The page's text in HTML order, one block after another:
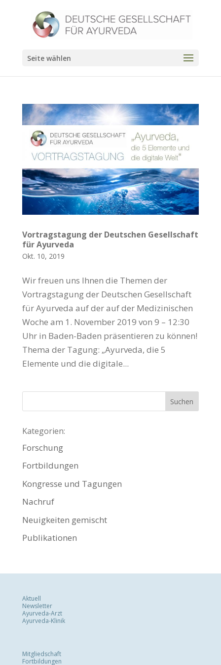
Seite wählen
Vortragstagung der Deutschen Gesellschaft
für Ayurveda
Okt. 10, 2019
Wir freuen uns Ihnen die Themen der
Vortragstagung der Deutschen Gesellschaft
für Ayurveda auf der auf der Medizinischen
Woche am 1. November 2019 von 9 – 12:30
Uhr in Baden-Baden präsentieren zu können!
Thema der Tagung: „Ayurveda, die 5
Elemente und die digitale...
Kategorien:
Forschung
Fortbildungen
Kongresse und Tagungen
Nachruf
Neuigkeiten gemischt
Publikationen
Aktuell
Newsletter
Ayurveda-Arzt
Ayurveda-Klinik
Mitgliedschaft
Fortbildungen